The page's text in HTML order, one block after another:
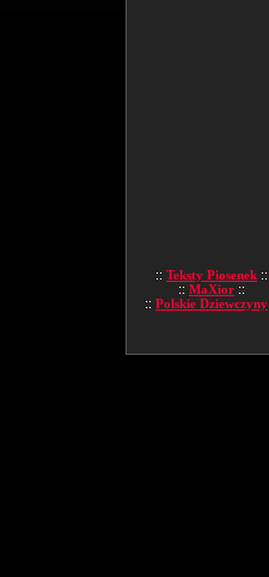
:: Teksty Piosenek ::
:: MaXior ::
:: Polskie Dziewczyny